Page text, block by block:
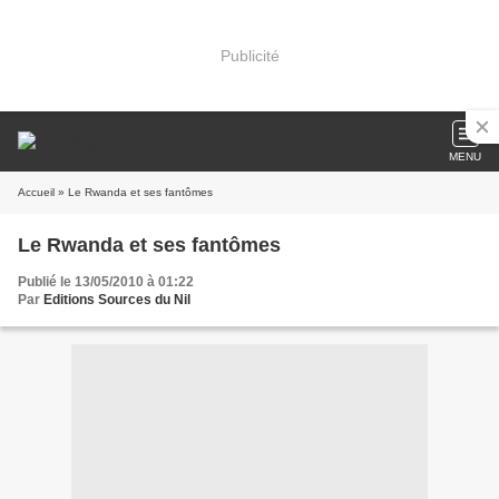
Publicité
MENU
Accueil » Le Rwanda et ses fantômes
Le Rwanda et ses fantômes
Publié le 13/05/2010 à 01:22
Par Editions Sources du Nil